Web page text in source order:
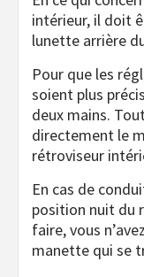
intérieur, il doit
lunette arrière
Pour que les
soient plus
deux mains.
directement le
rétroviseur
En cas de
position nuit du
faire, vous
manette qui se